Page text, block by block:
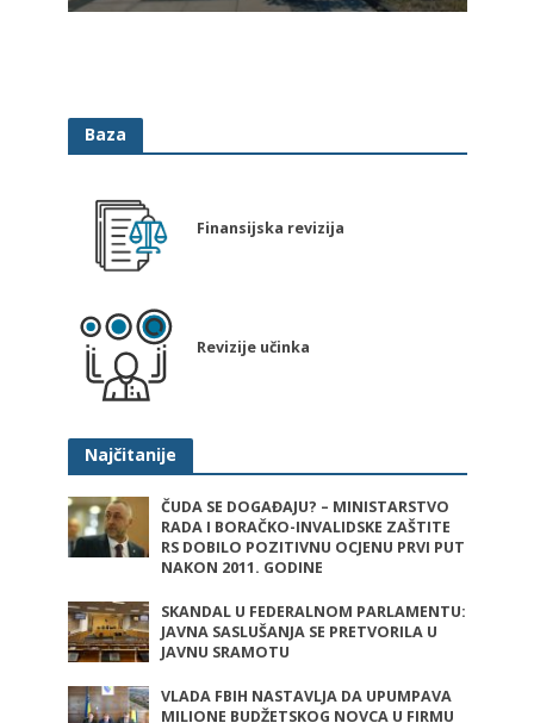
Baza
Finansijska revizija
Revizije učinka
Najčitanije
ČUDA SE DOGAĐAJU? – MINISTARSTVO
RADA I BORAČKO-INVALIDSKE ZAŠTITE
RS DOBILO POZITIVNU OCJENU PRVI PUT
NAKON 2011. GODINE
SKANDAL U FEDERALNOM PARLAMENTU:
JAVNA SASLUŠANJA SE PRETVORILA U
JAVNU SRAMOTU
VLADA FBIH NASTAVLJA DA UPUMPAVA
MILIONE BUDŽETSKOG NOVCA U FIRMU